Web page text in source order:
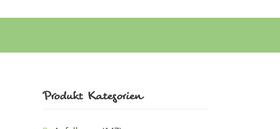
Produkt Kategorien